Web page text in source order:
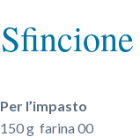
Per l’impasto
150 g farina 00